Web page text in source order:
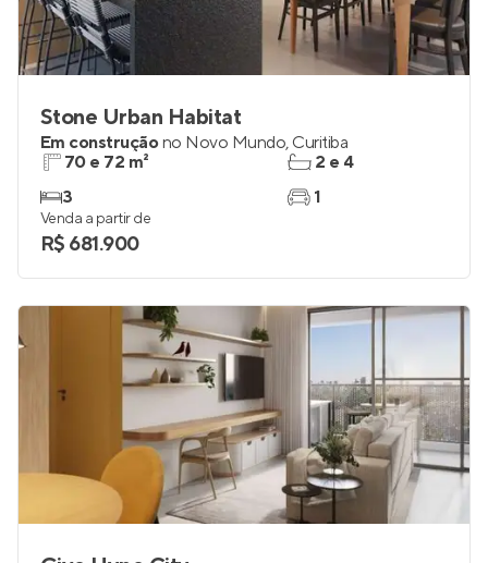
Stone Urban Habitat
Em construçãono Novo Mundo, Curitiba
70 e 72 m²
3
2 e 4
1
Venda a partir de
R$ 681.900